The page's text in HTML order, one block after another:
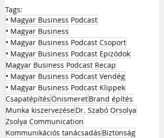
Tags:
• Magyar Business Podcast
• Magyar Business
• Magyar Business Podcast Csoport
• Magyar Business Podcast Epizódok
Magyar Business Podcast Recap
• Magyar Business Podcast Vendég
• Magyar Business Podcast Klippek
CsapatépítésÖnismeretBrand építés
Munka kiszervezéseDr. Szabó Orsolya
Zsolya Communication
Kommunikációs tanácsadás Biztonság